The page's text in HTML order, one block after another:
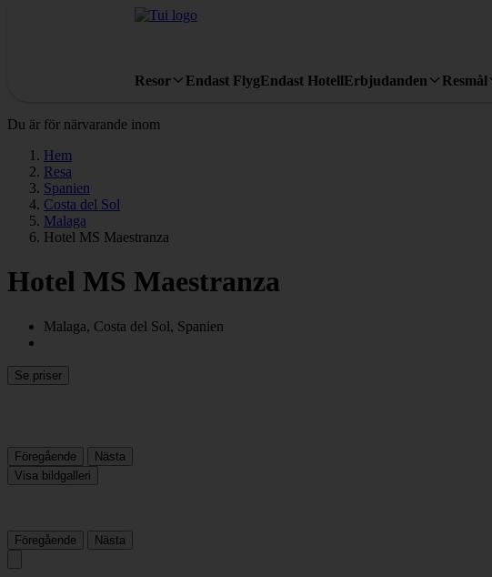
Resor Endast FlygEndast HotellErbjudanden Resmål
Du är för närvarande inom
Hem
Resa
Spanien
Costa del Sol
Malaga
Hotel MS Maestranza
Hotel MS Maestranza
Malaga, Costa del Sol, Spanien
Se priser
Föregående
Nästa
Visa bildgalleri
Föregående Nästa